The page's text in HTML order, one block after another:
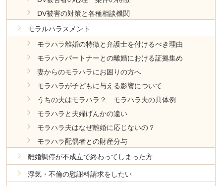
DV被害の対策と各種相談機関
モラルハラスメント
モラハラ離婚の特徴と弁護士を付けるべき理由
モラハラパートナーとの離婚における証拠集め
妻からのモラハラにお困りの方へ
モラハラが子どもに与える影響について
うちの夫はモラハラ？ モラハラ夫の具体例
モラハラと夫婦げんかの違い
モラハラ夫はなぜ離婚に応じないの？
モラハラ配偶者との財産分与
離婚調停が不成立で終わってしまった方
浮気・不倫の慰謝料請求をしたい